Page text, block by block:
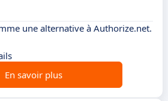
une alternative à Authorize.net.
En savoir plus